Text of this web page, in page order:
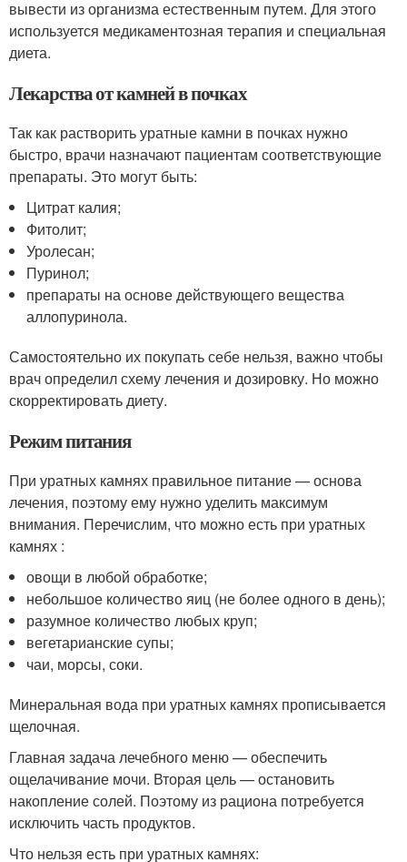
вывести из организма естественным путем. Для этого
используется медикаментозная терапия и специальная
диета.
Лекарства от камней в почках
Так как растворить уратные камни в почках нужно
быстро, врачи назначают пациентам соответствующие
препараты. Это могут быть:
Цитрат калия;
Фитолит;
Уролесан;
Пуринол;
препараты на основе действующего вещества
аллопуринола.
Самостоятельно их покупать себе нельзя, важно чтобы
врач определил схему лечения и дозировку. Но можно
скорректировать диету.
Режим питания
При уратных камнях правильное питание — основа
лечения, поэтому ему нужно уделить максимум
внимания. Перечислим, что можно есть при уратных
камнях :
овощи в любой обработке;
небольшое количество яиц (не более одного в день);
разумное количество любых круп;
вегетарианские супы;
чаи, морсы, соки.
Минеральная вода при уратных камнях прописывается
щелочная.
Главная задача лечебного меню — обеспечить
ощелачивание мочи. Вторая цель — остановить
накопление солей. Поэтому из рациона потребуется
исключить часть продуктов.
Что нельзя есть при уратных камнях: